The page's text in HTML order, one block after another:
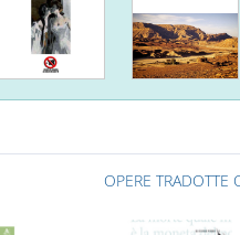
OPERE TRADOTTE